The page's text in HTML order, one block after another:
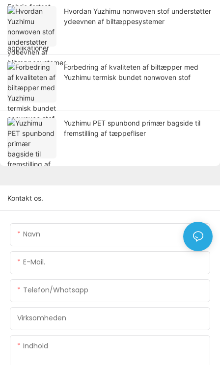
Hvordan Yuzhimu nonwoven stof understøtter
ydeevnen af ​​​​biltæppesystemer
Forbedring af kvaliteten af ​​biltæpper med
Yuzhimu termisk bundet nonwoven stof
Yuzhimu PET spunbond primær bagside til
fremstilling af tæppefliser
Kontakt os.
Navn
E-Mail.
Telefon/whatsapp
Virksomheden
Indhold